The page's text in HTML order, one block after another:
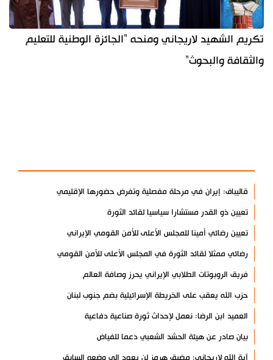
تكريم الشهيد لاريجاني ومنحه "الجائزة الوطنية للتعليم
والثقافة والبحوث"
قاليباف: إيران في مرحلة مفصلية وتفرض حضورها الإقليمي
تعيين ذو القدر مستشارا سياسيا لقائد الثورة
تعيين رضائي أمينا للمجلس الأعلى للأمن القومي الإيراني
رضائي ممثلا لقائد الثورة في المجلس الأعلى للأمن القومي
فريق الروبوتات الطلابي الإيراني يحرز وصافة العالم
حزب الله يعقب على الخريطة الإسرائيلية بضم جنوب لبنان
العميد ابن الرضا: نعمل لإحداث ثورة صناعية دفاعية
بيان صادر عن هيئة الحشد الشعبي دعما للفياض
آية الله لاريجاني: مضيق هرمز لن يعود إلى وضعه السابق